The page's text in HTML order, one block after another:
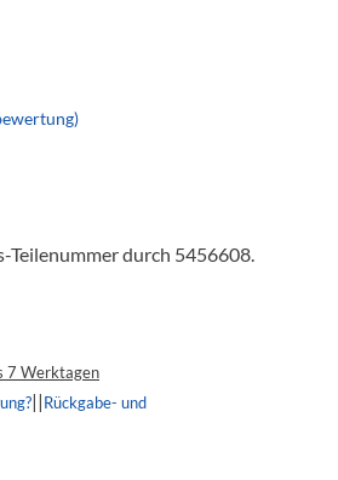
Teilenummer durch 5456608.
7 Werktagen
||Rückgabe- und